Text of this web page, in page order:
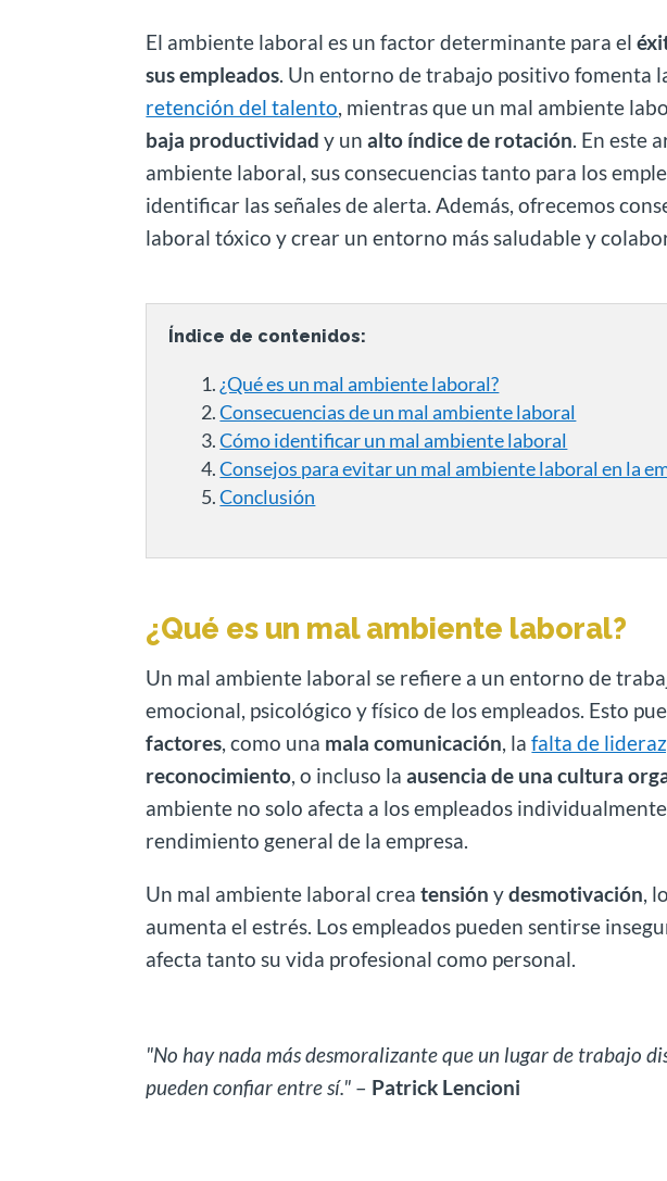
El ambiente laboral es un factor determinante para el
sus empleados. Un entorno de trabajo positivo fomenta
retención del talento, mientras que un mal ambiente
baja productividad y unalto índice de rotación. En este
ambiente laboral, sus consecuencias tanto para los
identificar las señales de alerta. Además, ofrecemos
laboral tóxico y crear un entorno más saludable y
Índice de contenidos:
¿Qué es un mal ambiente laboral?
Consecuencias de un mal ambiente laboral
Cómo identificar un mal ambiente laboral
Consejos para evitar un mal ambiente laboral en la
Conclusión
¿Qué es un mal ambiente laboral?
Un mal ambiente laboral se refiere a un entorno de
emocional, psicológico y físico de los empleados. Esto
factores, como una mala comunicación, lafalta de
reconocimiento, o incluso laausencia de una cultura
ambiente no solo afecta a los empleados
rendimiento general de la empresa.
Un mal ambiente laboral creatensión ydesmotivación,
aumenta el estrés. Los empleados pueden sentirse
afecta tanto su vida profesional como personal.
"No hay nada más desmoralizante que un lugar de trabajo
pueden confiar entre sí." – Patrick Lencioni